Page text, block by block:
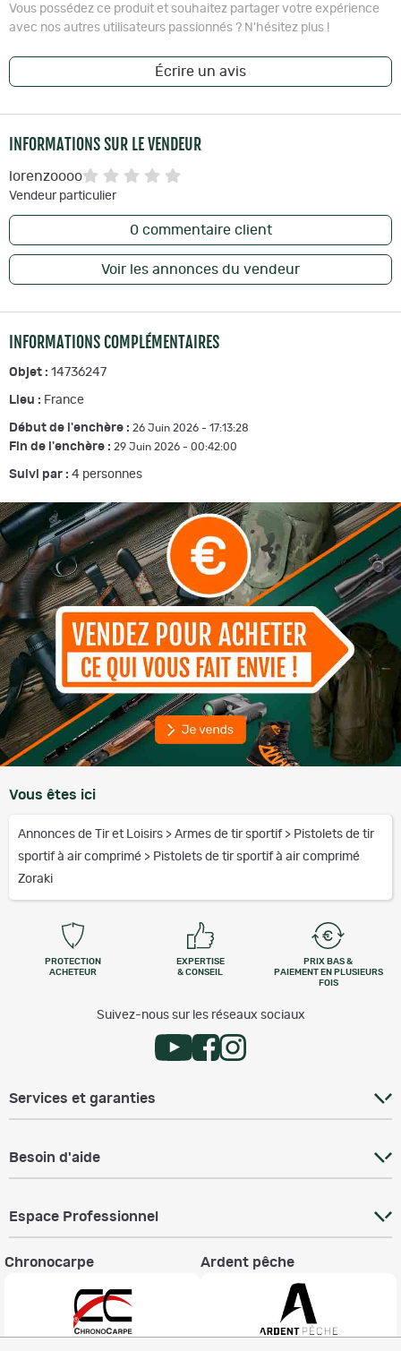
Vous possédez ce produit et souhaitez partager votre expérience
avec nos autres utilisateurs passionnés ? N'hésitez plus !
Écrire un avis
INFORMATIONS SUR LE VENDEUR
lorenzoooo
Vendeur particulier
0commentaire client
Voir les annonces du vendeur
INFORMATIONS COMPLÉMENTAIRES
Objet : 14736247
Lieu : France
Début de l'enchère : 26 Juin 2026 - 17:13:28
Fin de l'enchère : 29 Juin 2026 - 00:42:00
Suivi par : 4 personnes
Vous êtes ici
Annonces de Tir et Loisirs > Armes de tir sportif > Pistolets de tir
sportif à air comprimé > Pistolets de tir sportif à air comprimé
Zoraki
PROTECTION
ACHETEUR
EXPERTISE
& CONSEIL
PRIX BAS &
PAIEMENT EN PLUSIEURS
FOIS
Suivez-nous sur les réseaux sociaux
Services et garanties
Besoin d'aide
Espace Professionnel
Chronocarpe Ardent pêche